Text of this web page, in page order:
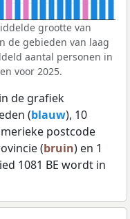
grootte van
de gebieden van laag
aantal personen in
voor 2025.
de grafiek
(blauw), 10
postcode
(bruin) en 1
1081 BE wordt in